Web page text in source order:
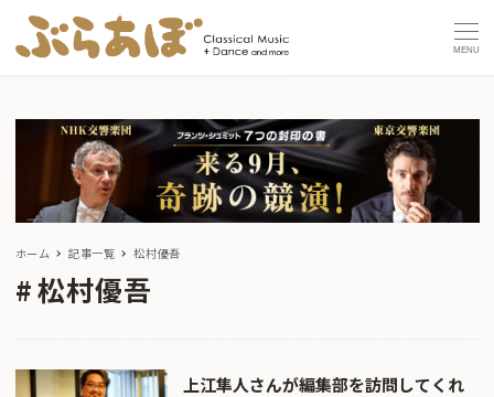
MENU
ホーム 記事一覧 松村優吾
松村優吾
上江隼人さんが編集部を訪問してくれ